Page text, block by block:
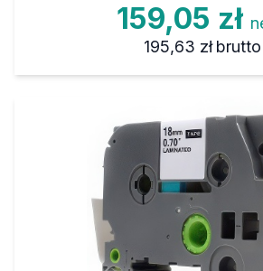
159,05 zł
195,63 zł brutto